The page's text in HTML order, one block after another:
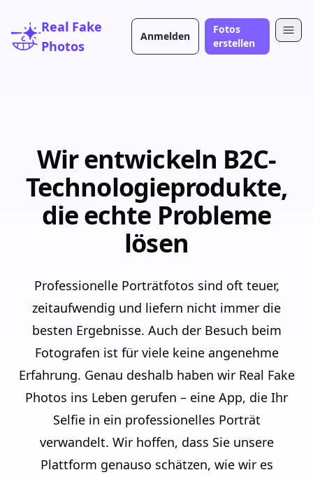
Real Fake
Photos
Anmelden
Fotos
erstellen
Wir entwickeln B2C-
Technologieprodukte,
die echte Probleme
lösen
Professionelle Porträtfotos sind oft teuer,
zeitaufwendig und liefern nicht immer die
besten Ergebnisse. Auch der Besuch beim
Fotografen ist für viele keine angenehme
Erfahrung. Genau deshalb haben wir Real Fake
Photos ins Leben gerufen – eine App, die Ihr
Selfie in ein professionelles Porträt
verwandelt. Wir hoffen, dass Sie unsere
Plattform genauso schätzen, wie wir es